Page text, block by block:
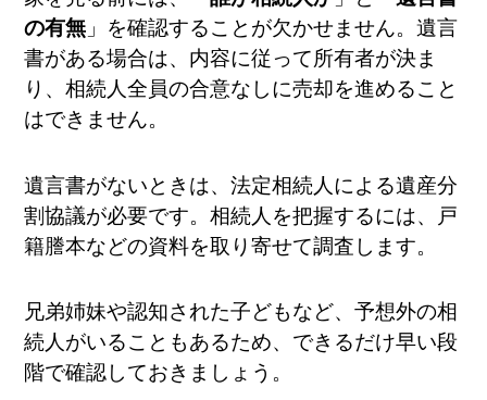
の有無 」を確認することが欠かせません。遺言
書がある場合は、内容に従って所有者が決ま
り、相続人全員の合意なしに売却を進めること
はできません。
遺言書がないときは、法定相続人による遺産分
割協議が必要です。相続人を把握するには、戸
籍謄本などの資料を取り寄せて調査します。
兄弟姉妹や認知された子どもなど、予想外の相
続人がいることもあるため、できるだけ早い段
階で確認しておきましょう。